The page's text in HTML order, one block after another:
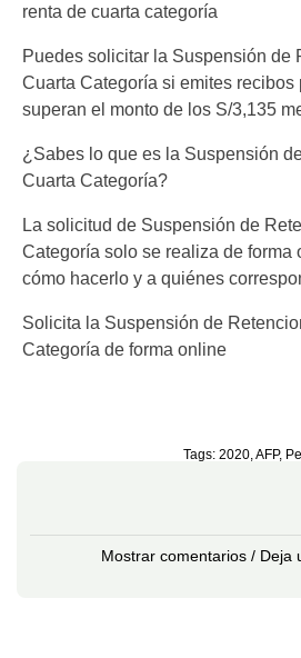
renta de cuarta categoría
Puedes solicitar la Suspensión de
Cuarta Categoría si emites recibos
superan el monto de los S/3,135
¿Sabes lo que es la Suspensión
Cuarta Categoría?
La solicitud de Suspensión de
Categoría solo se realiza de forma
cómo hacerlo y a quiénes
Solicita la Suspensión de
Categoría de forma online
Tags: 2020,AFP,
Mostrar comentarios / Deja